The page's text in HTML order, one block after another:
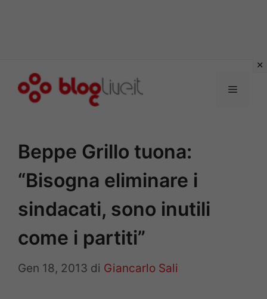
Menu
Beppe Grillo tuona:
“Bisogna eliminare i
sindacati, sono inutili
come i partiti”
Gen 18, 2013 di Giancarlo Sali